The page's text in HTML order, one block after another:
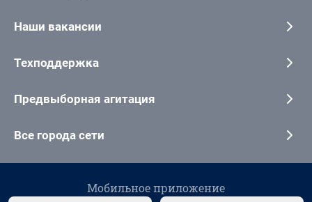
Наши вакансии
Техподдержка
Предвыборная агитация
Все города сети
Мобильное приложение